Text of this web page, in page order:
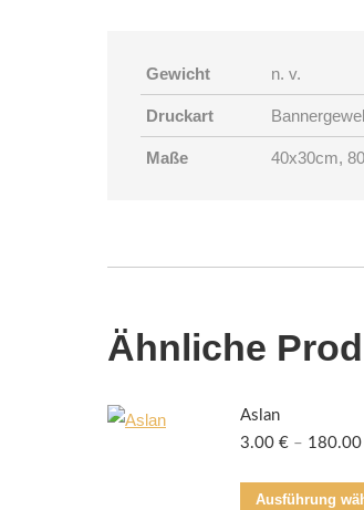
Gewicht n. v.
Druckart
Maße 40x30cm,
Ähnliche
Aslan
3.00 € – 180.00
Ausführung